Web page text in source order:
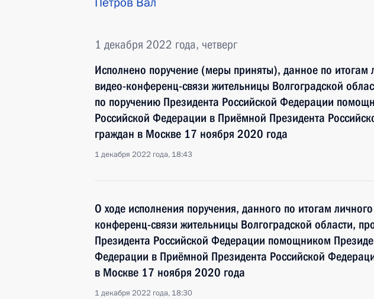
1 декабря 2022 года, четверг
Исполнено поручение (меры приняты), данное по
видео-конференц-связи жительницы Волгоградской
по поручению Президента Российской Федерации
Российской Федерации в Приёмной Президента
граждан в Москве 17 ноября 2020 года
1 декабря 2022 года, 18:43
О ходе исполнения поручения, данного по итогам
конференц-связи жительницы Волгоградской области,
Президента Российской Федерации помощником
Федерации в Приёмной Президента Российской
в Москве 17 ноября 2020 года
1 декабря 2022 года, 18:30